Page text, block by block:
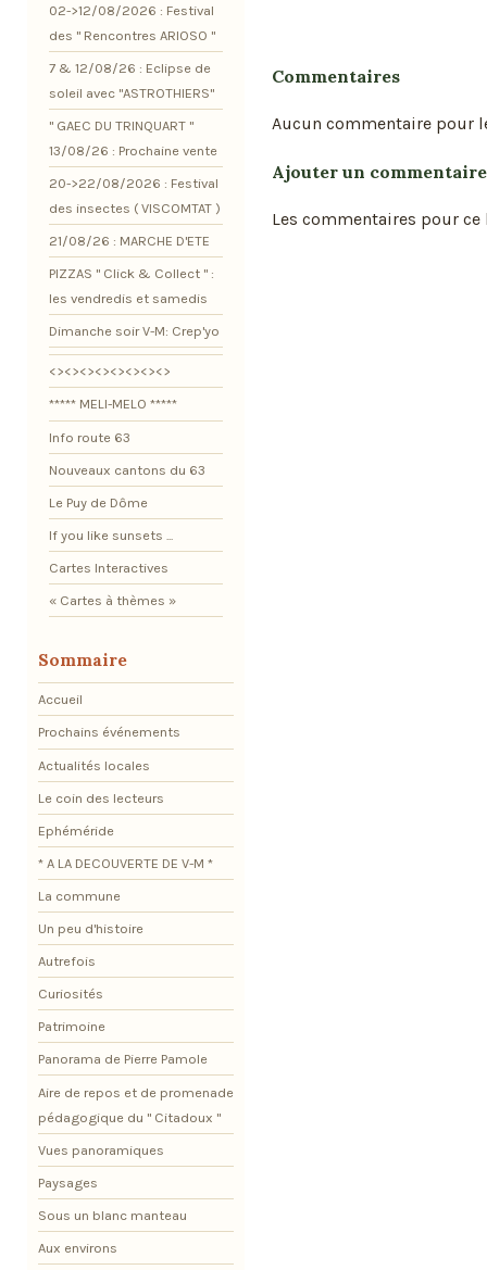
Commentaires
Aucun commentaire pour
Ajouter un commentaire
Les commentaires pour
02->12/08/2026 : Festival
des " Rencontres ARIOSO "
7 & 12/08/26 : Eclipse de
soleil avec "ASTROTHIERS"
" GAEC DU TRINQUART "
13/08/26 : Prochaine vente
20->22/08/2026 : Festival
des insectes ( VISCOMTAT )
21/08/26 : MARCHE D'ETE
PIZZAS " Click & Collect " :
les vendredis et samedis
Dimanche soir V-M: Crep'yo
<><><><><><><><>
***** MELI-MELO *****
Info route 63
Nouveaux cantons du 63
Le Puy de Dôme
If you like sunsets ...
Cartes Interactives
« Cartes à thèmes »
Sommaire
Accueil
Prochains événements
Actualités locales
Le coin des lecteurs
Ephéméride
* A LA DECOUVERTE DE V-M *
La commune
Un peu d'histoire
Autrefois
Curiosités
Patrimoine
Panorama de Pierre Pamole
Aire de repos et de promenade
pédagogique du " Citadoux "
Vues panoramiques
Paysages
Sous un blanc manteau
Aux environs